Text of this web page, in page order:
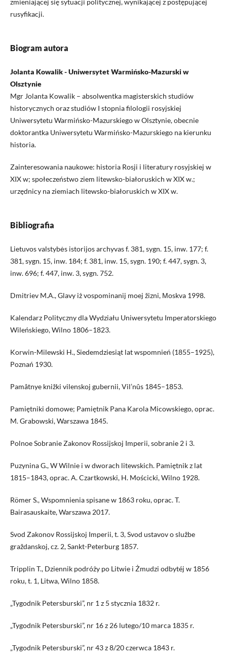
rusyfikacji.
Biogram autora
Jolanta Kowalik - Uniwersytet Warmińsko-Mazurski w
Olsztynie
Mgr Jolanta Kowalik – absolwentka magisterskich studiów
historycznych oraz studiów I stopnia filologii rosyjskiej
Uniwersytetu Warmińsko-Mazurskiego w Olsztynie, obecnie
doktorantka Uniwersytetu Warmińsko-Mazurskiego na kierunku
historia.
Zainteresowania naukowe: historia Rosji i literatury rosyjskiej w
XIX w; społeczeństwo ziem litewsko-białoruskich w XIX w.;
urzędnicy na ziemiach litewsko-białoruskich w XIX w.
Bibliografia
Lietuvos valstybės istorijos archyvas f. 381, sygn. 15, inw. 177; f.
381, sygn. 15, inw. 184; f. 381, inw. 15, sygn. 190; f. 447, sygn. 3,
inw. 696; f. 447, inw. 3, sygn. 752.
Dmitriev M.A., Glavy iż vospominanij moej žizni, Моskva 1998.
Kalendarz Polityczny dla Wydziału Uniwersytetu Imperatorskiego
Wileńskiego, Wilno 1806–1823.
Korwin-Milewski H., Siedemdziesiąt lat wspomnień (1855–1925),
Poznań 1930.
Pamâtnye knižki vilenskoj gubernii, Vil’nûs 1845–1853.
Pamiętniki domowe; Pamiętnik Pana Karola Micowskiego, oprac.
M. Grabowski, Warszawa 1845.
Polnoe Sobranie Zakonov Rossijskoj Imperii, sobranie 2 i 3.
Puzynina G., W Wilnie i w dworach litewskich. Pamiętnik z lat
1815–1843, oprac. A. Czartkowski, H. Mościcki, Wilno 1928.
Römer S., Wspomnienia spisane w 1863 roku, oprac. T.
Bairasauskaite, Warszawa 2017.
Svod Zakonov Rossijskoj Imperii, t. 3, Svod ustavov o službe
graždanskoj, cz. 2, Sankt-Peterburg 1857.
Tripplin T., Dziennik podróży po Litwie i Żmudzi odbytéj w 1856
roku, t. 1, Litwa, Wilno 1858.
„Tygodnik Petersburski”, nr 1 z 5 stycznia 1832 r.
„Tygodnik Petersburski”, nr 16 z 26 lutego/10 marca 1835 r.
„Tygodnik Petersburski”, nr 43 z 8/20 czerwca 1843 r.